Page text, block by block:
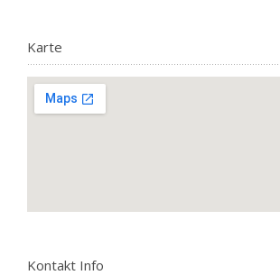
Karte
Kontakt Info